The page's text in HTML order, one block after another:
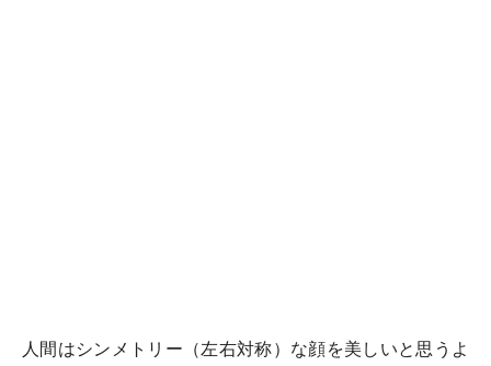
人間はシンメトリー（左右対称）な顔を美しいと思うよ